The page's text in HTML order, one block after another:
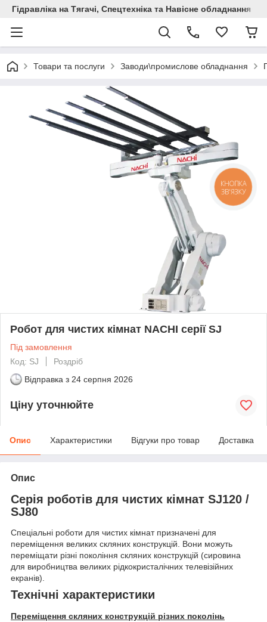
Гідравліка на Тягачі, Спецтехніка та Навісне обладнання
Товари та послуги Заводи\промислове обладнання
Робот для чистих кімнат NACHI серії SJ
Під замовлення
Код: SJ
Роздріб
Відправка з 24 серпня 2026
Ціну уточнюйте
Опис Характеристики Відгуки про товар Доставка
Опис
Серія роботів для чистих кімнат SJ120 /
SJ80
Спеціальні роботи для чистих кімнат призначені для
переміщення великих скляних конструкцій. Вони можуть
переміщати різні покоління скляних конструкцій (сировина
для виробництва великих рідкокристалічних телевізійних
екранів).
Технічні характеристики
Переміщення скляних конструкцій різних поколінь
КНОПКА
ЗВ'ЯЗКУ